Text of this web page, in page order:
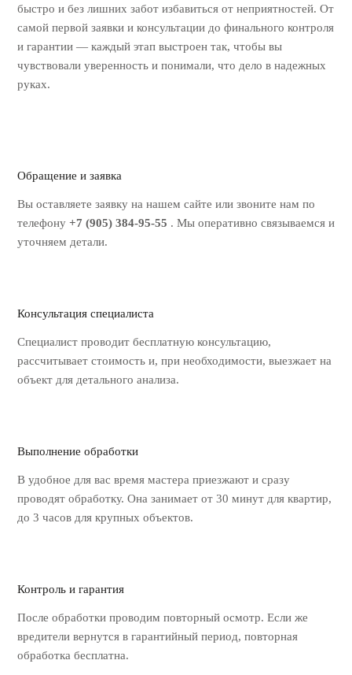
быстро и без лишних забот избавиться от неприятностей. От
самой первой заявки и консультации до финального контроля
и гарантии — каждый этап выстроен так, чтобы вы
чувствовали уверенность и понимали, что дело в надежных
руках.
Обращение и заявка
Вы оставляете заявку на нашем сайте или звоните нам по
телефону +7 (905) 384-95-55 . Мы оперативно связываемся и
уточняем детали.
Консультация специалиста
Специалист проводит бесплатную консультацию,
рассчитывает стоимость и, при необходимости, выезжает на
объект для детального анализа.
Выполнение обработки
В удобное для вас время мастера приезжают и сразу
проводят обработку. Она занимает от 30 минут для квартир,
до 3 часов для крупных объектов.
Контроль и гарантия
После обработки проводим повторный осмотр. Если же
вредители вернутся в гарантийный период, повторная
обработка бесплатна.